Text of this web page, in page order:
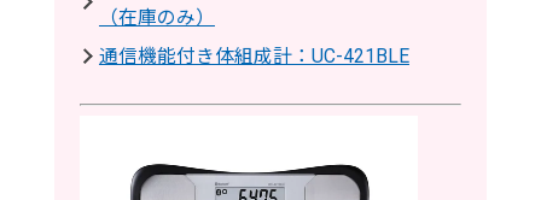
（在庫のみ）
通信機能付き体組成計：UC-421BLE